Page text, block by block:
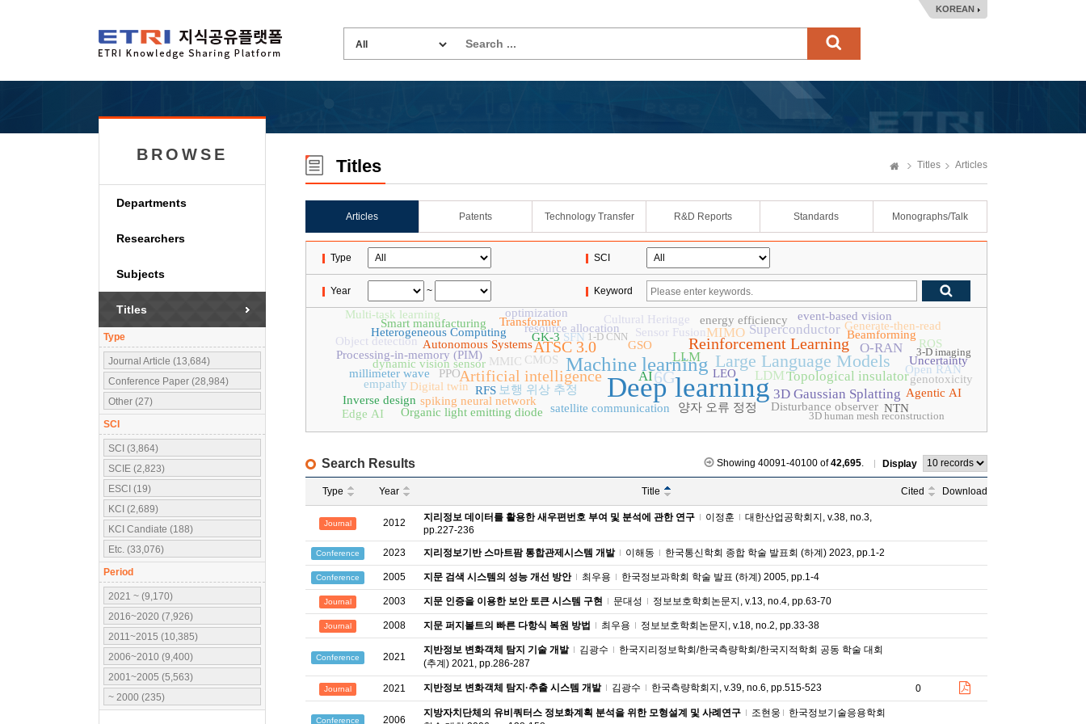
KOREAN
BROWSE
Departments
Researchers
Subjects
Titles
Type
Journal Article (13,684)
Conference Paper (28,984)
Other (27)
SCI
SCI (3,864)
SCIE (2,823)
ESCI (19)
KCI (2,689)
KCI Candiate (188)
Etc. (33,076)
Period
2021 ~ (9,170)
2016~2020 (7,926)
2011~2015 (10,385)
2006~2010 (9,400)
2001~2005 (5,563)
~ 2000 (235)
Titles Titles Articles
Articles Patents Technology Transfer R&D Reports Standards Monographs/Talk
Type SCI
Year ~ Keyword
Deep learning
Machine learning Large Language Models
6G
Reinforcement Learning
ATSC 3.0
Artificial intelligence
MIMO
AI
LLM
Topological insulator
LDM
3D Gaussian Splatting
O-RAN
Superconductor
Sensor Fusion
양자 오류 정정 Disturbance observer
genotoxicity
MMIC
RFS
satellite communication
보행 위상 추정
Open RAN
Autonomous Systems
Beamforming
spiking neural network
Digital twin
GK-3
Organic light emitting diode
dynamic vision sensor
ROS
Uncertainty
Processing-in-memory (PIM)
resource allocation
Cultural Heritage
NTN
energy efficiency
PPO
CMOS
Heterogeneous Computing
millimeter wave
empathy
SFN
Agentic AI
Transformer
GSO
Generate-then-read
Inverse design
Smart manufacturing
Edge AI
Multi-task learning
LEO
event-based vision
optimization
Object detection
3-D imaging
3D human mesh reconstruction
1-D CNN
Search Results Showing 40091-40100 of42,695. Display
Type Year Title Cited Download
Journal 2012 지리정보 데이터를 활용한 새우편번호 부여 및 분석에 관한 연구 이정훈
대한산업공학회지, v.38, no.3,
pp.227-236
Conference 2023 지리정보기반 스마트팜 통합관제시스템 개발 이해동 한국통신학회 종합 학술 발표회 (하계) 2023, pp.1-2
Conference 2005 지문 검색 시스템의 성능 개선 방안 최우용 한국정보과학회 학술 발표 (하계) 2005, pp.1-4
Journal 2003 지문 인증을 이용한 보안 토큰 시스템 구현 문대성 정보보호학회논문지, v.13, no.4, pp.63-70
Journal 2008 지문 퍼지볼트의 빠른 다항식 복원 방법 최우용 정보보호학회논문지, v.18, no.2, pp.33-38
Conference 2021
지반정보 변화객체 탐지 기술 개발 김광수
한국지리정보학회/한국측량학회/한국지적학회 공동 학술 대회
(추계) 2021, pp.286-287
Journal 2021 지반정보 변화객체 탐지·추출 시스템 개발 김광수 한국측량학회지, v.39, no.6, pp.515-523 0
Conference 2006
지방자치단체의 유비쿼터스 정보화계획 분석을 위한 모형설계 및 사례연구 조현웅
한국정보기술응용학회